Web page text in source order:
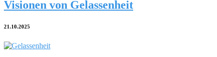
Visionen von Gelassenheit
21.10.2025